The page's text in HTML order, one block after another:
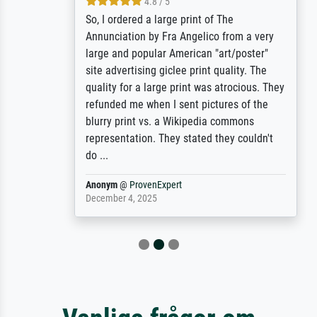
So, I ordered a large print of The
Annunciation by Fra Angelico from a very
large and popular American "art/poster"
site advertising giclee print quality. The
quality for a large print was atrocious. They
refunded me when I sent pictures of the
blurry print vs. a Wikipedia commons
representation. They stated they couldn't
Anonym@ProvenExpert
December 4, 2025